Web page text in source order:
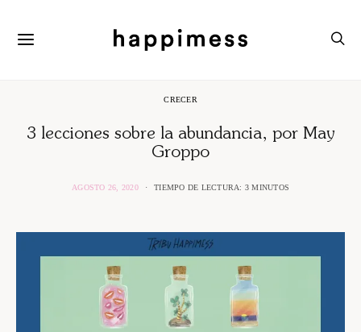
CRECER
3 lecciones sobre la abundancia, por May
Groppo
AGOSTO 26, 2020 TIEMPO DE LECTURA: 3 MINUTOS